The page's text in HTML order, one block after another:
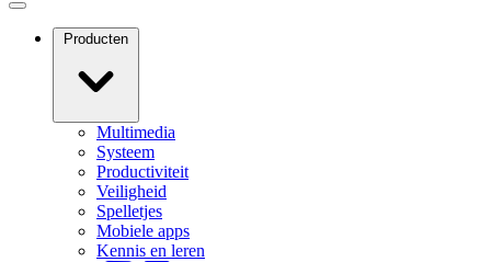
Producten
Multimedia
Systeem
Productiviteit
Veiligheid
Spelletjes
Mobiele apps
Kennis en leren